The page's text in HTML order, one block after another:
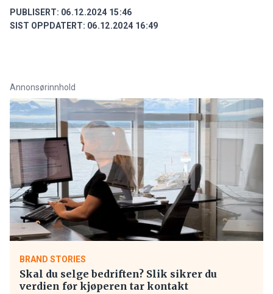
PUBLISERT: 06.12.2024 15:46
SIST OPPDATERT: 06.12.2024 16:49
Annonsørinnhold
BRAND STORIES
Skal du selge bedriften? Slik sikrer du
verdien før kjøperen tar kontakt